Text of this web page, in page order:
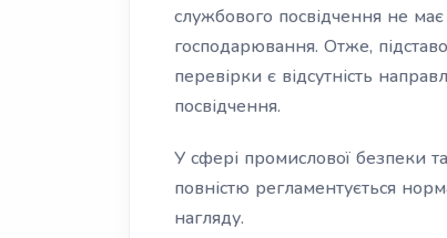
службового посвідчення не
господарювання. Отже,
перевірки є відсутність
посвідчення.
У сфері промислової безпеки
повністю регламентується
нагляду.